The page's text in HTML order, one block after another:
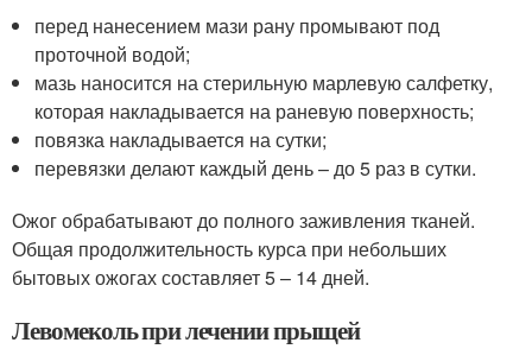
перед нанесением мази рану промывают под
проточной водой;
мазь наносится на стерильную марлевую салфетку,
которая накладывается на раневую поверхность;
повязка накладывается на сутки;
перевязки делают каждый день – до 5 раз в сутки.
Ожог обрабатывают до полного заживления тканей.
Общая продолжительность курса при небольших
бытовых ожогах составляет 5 – 14 дней.
Левомеколь при лечении прыщей